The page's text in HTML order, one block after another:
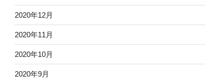
2020年12月
2020年11月
2020年10月
2020年9月